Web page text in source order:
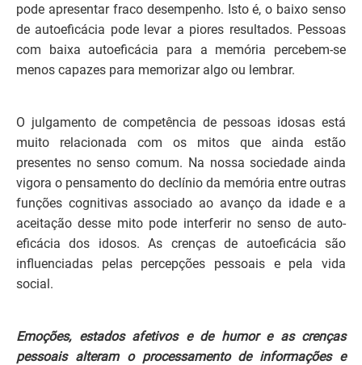
pode apresentar fraco desempenho. Isto é, o baixo senso
de autoeficácia pode levar a piores resultados. Pessoas
com baixa autoeficácia para a memória percebem-se
menos capazes para memorizar algo ou lembrar.
O julgamento de competência de pessoas idosas está
muito relacionada com os mitos que ainda estão
presentes no senso comum. Na nossa sociedade ainda
vigora o pensamento do declínio da memória entre outras
funções cognitivas associado ao avanço da idade e a
aceitação desse mito pode interferir no senso de auto-
eficácia dos idosos. As crenças de autoeficácia são
influenciadas pelas percepções pessoais e pela vida
social.
Emoções, estados afetivos e de humor e as crenças
pessoais alteram o processamento de informações e